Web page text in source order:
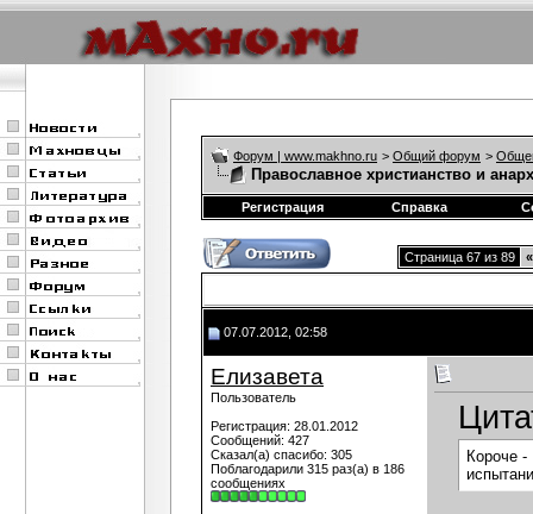
Форум | www.makhno.ru > Общий форум >
Православное христианство и
Регистрация Справка
Страница 67 из 89 «
07.07.2012, 02:58
Елизавета
Пользователь
Регистрация: 28.01.2012
Сообщений: 427
Сказал(а) спасибо: 305
Поблагодарили 315 раз(а) в 186
сообщениях
Короче -